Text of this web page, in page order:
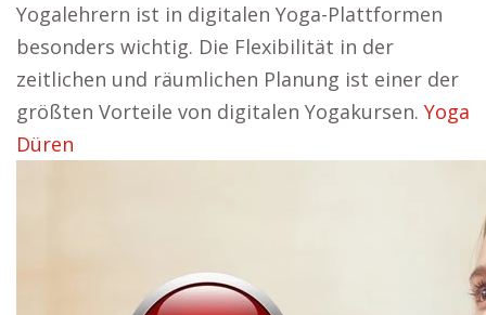
Yogalehrern ist in digitalen Yoga-Plattformen
besonders wichtig. Die Flexibilität in der
zeitlichen und räumlichen Planung ist einer der
größten Vorteile von digitalen Yogakursen. Yoga
Düren